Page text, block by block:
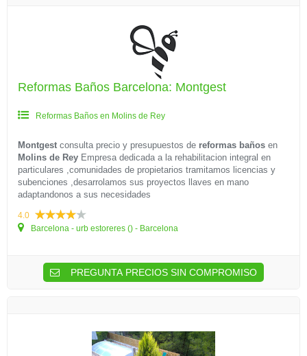
Reformas Baños Barcelona: Montgest
Reformas Baños en Molins de Rey
Montgest consulta precio y presupuestos de reformas baños en
Molins de Rey Empresa dedicada a la rehabilitacion integral en
particulares ,comunidades de propietarios tramitamos licencias y
subenciones ,desarrolamos sus proyectos llaves en mano
adaptandonos a sus necesidades
4.0
Barcelona - urb estoreres () - Barcelona
PREGUNTA PRECIOS SIN COMPROMISO